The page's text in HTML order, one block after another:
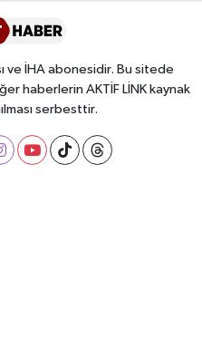
ve İHA abonesidir. Bu sitede
haberlerin AKTİF LİNK kaynak
serbesttir.